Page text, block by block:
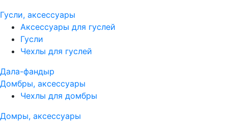
Гусли, аксессуары
Аксессуары для гуслей
Гусли
Чехлы для гуслей
Дала-фандыр
Домбры, аксессуары
Чехлы для домбры
Домры, аксессуары